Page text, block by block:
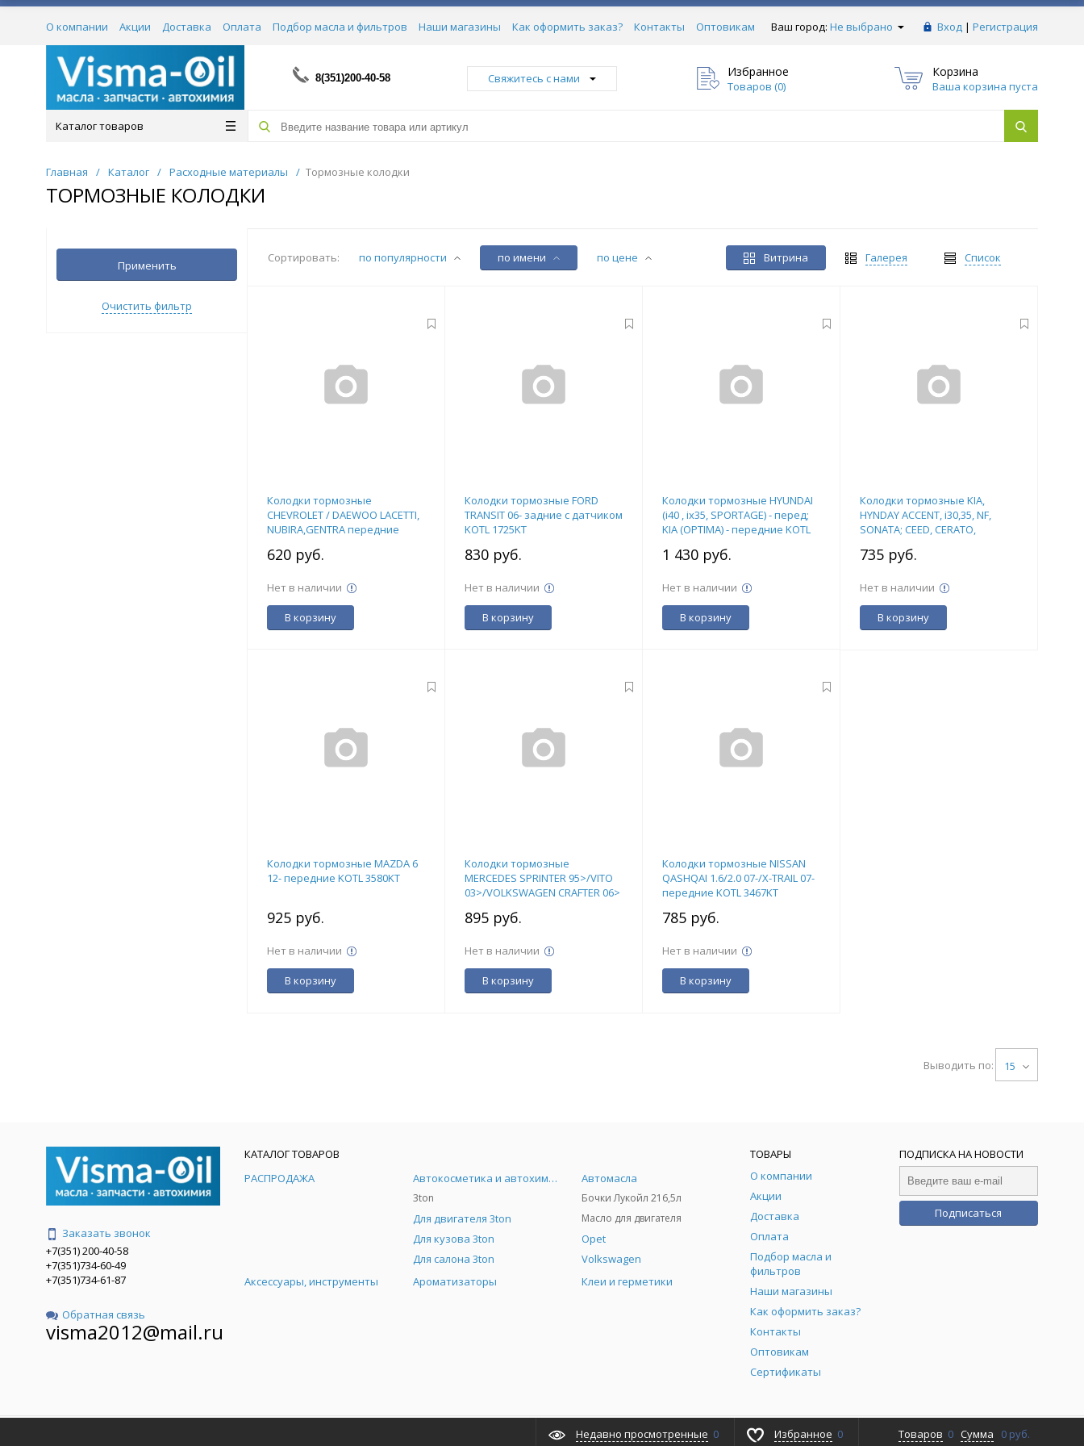
Ваш город: Не выбрано Вход | Регистрация
О компании Акции Доставка Оплата Подбор масла и фильтров Наши магазины Как оформить заказ? Контакты
Оптовикам
Сертификаты
8(351)200-40-58 Свяжитесь с нами Избранное
Товаров (0)
Корзина
Ваша корзина пуста
Каталог товаров
Главная / Каталог / Расходные материалы / Тормозные колодки
ТОРМОЗНЫЕ КОЛОДКИ
Применить
Очистить фильтр
Список
Галерея
Витрина
Сортировать: по популярности по имени по цене
Колодки тормозные
CHEVROLET / DAEWOO LACETTI,
NUBIRA,GENTRA передние
620 руб.
Нет в наличии
В корзину
Колодки тормозные FORD
TRANSIT 06- задние с датчиком
KOTL 1725KT
830 руб.
Нет в наличии
В корзину
Колодки тормозные HYUNDAI
(i40 , ix35, SPORTAGE) - перед;
KIA (OPTIMA) - передние KOTL
1 430 руб.
Нет в наличии
В корзину
Колодки тормозные KIA,
HYNDAY ACCENT, i30,35, NF,
SONATA; CEED, CERATO,
735 руб.
Нет в наличии
В корзину
Колодки тормозные MAZDA 6
12- передние KOTL 3580KT
925 руб.
Нет в наличии
В корзину
Колодки тормозные
MERCEDES SPRINTER 95>/VITO
03>/VOLKSWAGEN CRAFTER 06>
895 руб.
Нет в наличии
В корзину
Колодки тормозные NISSAN
QASHQAI 1.6/2.0 07-/X-TRAIL 07-
передние KOTL 3467KT
785 руб.
Нет в наличии
В корзину
Выводить по: 15
Заказать звонок
+7(351) 200-40-58
+7(351)734-60-49
+7(351)734-61-87
Обратная связь
visma2012@mail.ru
КАТАЛОГ ТОВАРОВ
РАСПРОДАЖА
Автокосметика и автохимия
3ton
Для двигателя 3ton
Для кузова 3ton
Для салона 3ton
Автомасла
Бочки Лукойл 216,5л
Масло для двигателя
Opet
Volkswagen
Аксессуары, инструменты
Ароматизаторы Клеи и герметики
ТОВАРЫ
О компании
Акции
Доставка
Оплата
Подбор масла и
фильтров
Наши магазины
Как оформить заказ?
Контакты
Оптовикам
Сертификаты
ПОДПИСКА НА НОВОСТИ
Подписаться
Powered byALFA Systems
Недавно просмотренные 0 Избранное 0 Товаров 0 Сумма 0 руб.